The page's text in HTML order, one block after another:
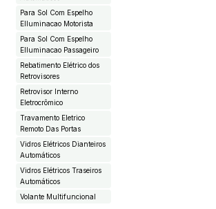
Para Sol Com Espelho
EIluminacao Motorista
Para Sol Com Espelho
EIluminacao Passageiro
Rebatimento Elétrico dos
Retrovisores
Retrovisor Interno
Eletrocrômico
Travamento Eletrico
Remoto Das Portas
Vidros Elétricos Dianteiros
Automáticos
Vidros Elétricos Traseiros
Automáticos
Volante Multifuncional